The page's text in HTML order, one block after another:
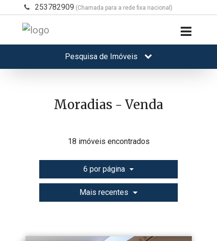
253782909 (Chamada para a rede fixa nacional)
Pesquisa de Imóveis
Moradias - Venda
18 imóveis encontrados
6 por página
Mais recentes